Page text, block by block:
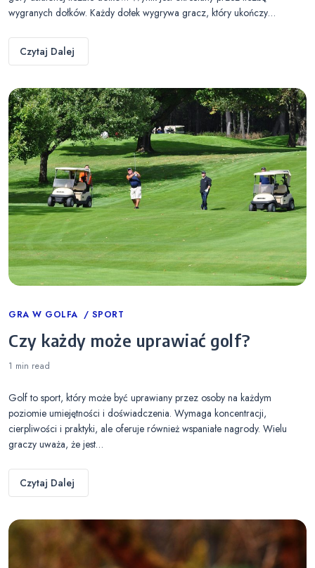
wygranych dołków. Każdy dołek wygrywa gracz, który ukończy…
Czytaj Dalej
Categories
GRA W GOLFA SPORT
Czy każdy może uprawiać golf?
1 min read
Golf to sport, który może być uprawiany przez osoby na każdym
poziomie umiejętności i doświadczenia. Wymaga koncentracji,
cierpliwości i praktyki, ale oferuje również wspaniałe nagrody. Wielu
graczy uważa, że jest…
Czytaj Dalej